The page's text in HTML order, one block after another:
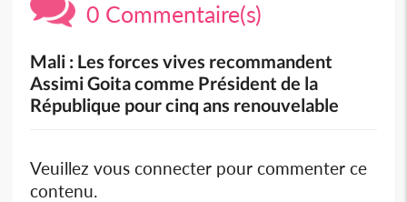
0 Commentaire(s)
Mali : Les forces vives recommandent
Assimi Goita comme Président de la
République pour cinq ans renouvelable
Veuillez vous connecter pour commenter ce
contenu.